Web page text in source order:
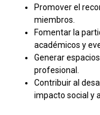
Promover el
miembros.
Fomentar la
académicos y
Generar
profesional.
Contribuir al
impacto social y